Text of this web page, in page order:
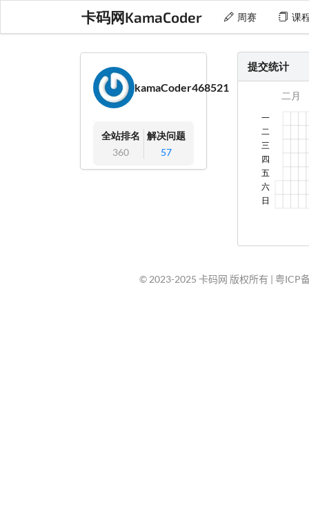
卡码网KamaCoder 周赛 课
kamaCoder468521
全站排名
360
解决问题
57
提交统计
© 2023-2025 卡码网 版权所有 | 粤ICP